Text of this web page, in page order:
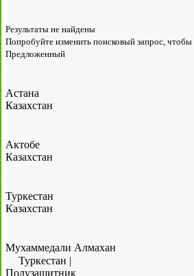
Результаты не найдены
Попробуйте изменить поисковый запрос,
Предложенный
Астана
Казахстан
Актобе
Казахстан
Туркестан
Казахстан
Мухаммедали Алмахан
Туркестан |
Полузащитник